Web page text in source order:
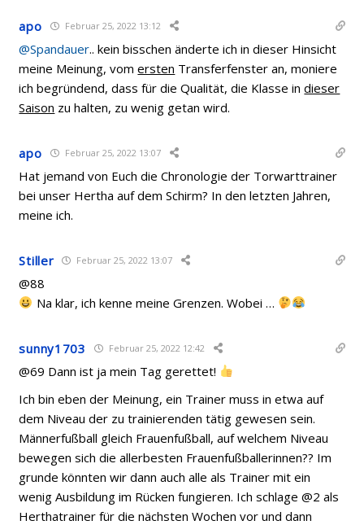
apo Februar 25, 2022 13:12
@Spandauer.. kein bisschen änderte ich in dieser Hinsicht
meine Meinung, vomersten Transferfenster an, moniere
ich begründend, dass für die Qualität, die Klasse indieser
Saison zu halten, zu wenig getan wird.
apo Februar 25, 2022 13:07
Hat jemand von Euch die Chronologie der Torwarttrainer
bei unser Hertha auf dem Schirm? In den letzten Jahren,
meine ich.
Stiller Februar 25, 2022 13:07
@88
Na klar, ich kenne meine Grenzen. Wobei …
sunny1703 Februar 25, 2022 12:42
@69 Dann ist ja mein Tag gerettet!
Ich bin eben der Meinung, ein Trainer muss in etwa auf
dem Niveau der zu trainierenden tätig gewesen sein.
Männerfußball gleich Frauenfußball, auf welchem Niveau
bewegen sich die allerbesten Frauenfußballerinnen?? Im
grunde könnten wir dann auch alle als Trainer mit ein
wenig Ausbildung im Rücken fungieren. Ich schlage @2 als
Herthatrainer für die nächsten Wochen vor und dann